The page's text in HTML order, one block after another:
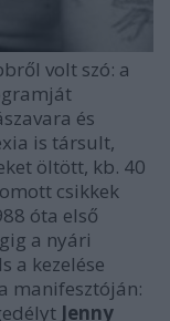
volt szó: a
és
is társult,
öltött, kb. 40
csikkek
óta első
a nyári
a kezelése
manifesztóján:
Jenny